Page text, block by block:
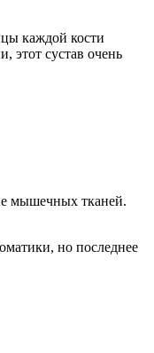
каждой кости
этот сустав очень
мышечных тканей.
но последнее